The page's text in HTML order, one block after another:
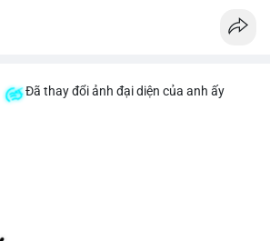
Đã thay đổi ảnh đại diện của anh ấy